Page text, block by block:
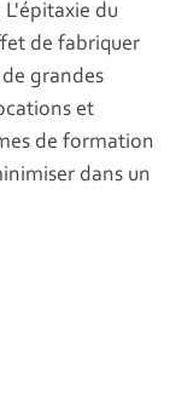
du
de fabriquer
grandes
et
de formation
dans un